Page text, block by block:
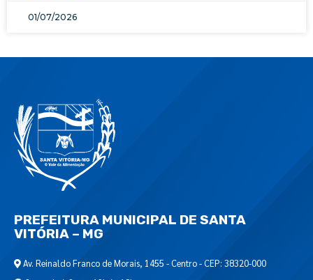
01/07/2026
PREFEITURA MUNICIPAL DE SANTA
VITÓRIA – MG
Av. Reinaldo Franco de Morais, 1455 - Centro - CEP: 38320-000